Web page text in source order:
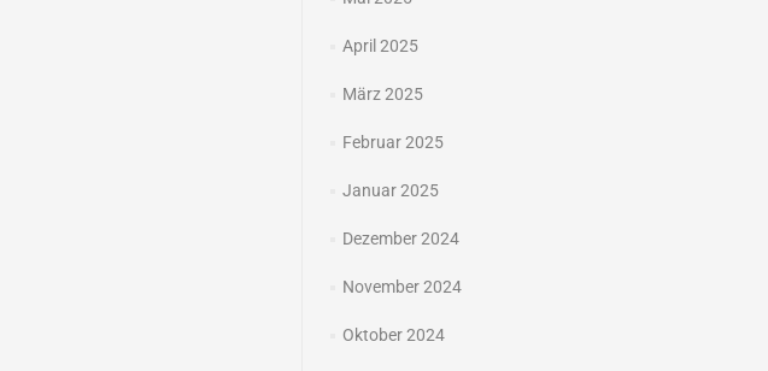
April 2025
März 2025
Februar 2025
Januar 2025
Dezember 2024
November 2024
Oktober 2024